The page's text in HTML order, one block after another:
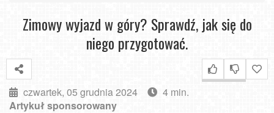
Zimowy wyjazd w góry? Sprawdź, jak się do
niego przygotować.
czwartek, 05 grudnia 2024
4 min.
Artykuł sponsorowany